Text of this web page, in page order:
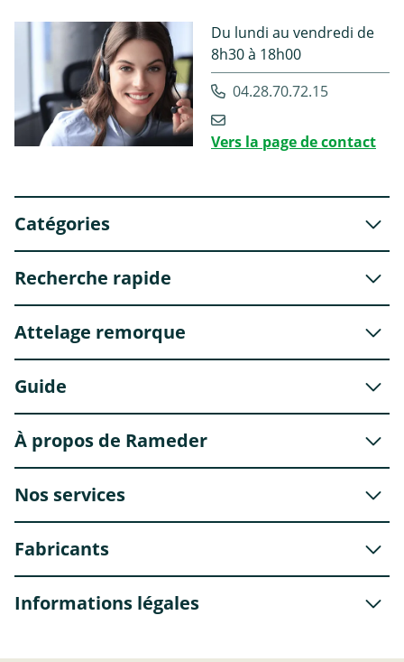
Du lundi au vendredi de
8h30 à 18h00
04.28.70.72.15
Vers la page de contact
Catégories
Recherche rapide
Attelage remorque
Guide
À propos de Rameder
Nos services
Fabricants
Informations légales